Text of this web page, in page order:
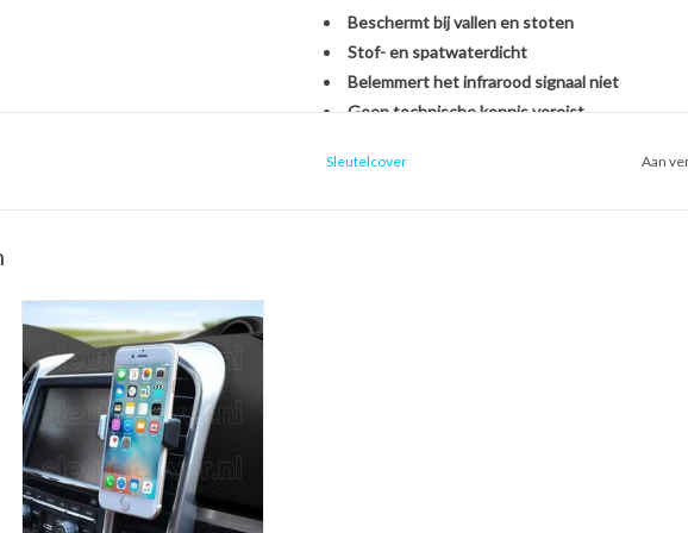
Beschermt bij vallen en stoten
Stof- en spatwaterdicht
Belemmert het infrarood signaal niet
Geen technische kennis vereist
Sleutelcover Aan
Telefoonhouder ventilatierooster
(Universele telefoon houder voor
in de auto)
TOEVOEGEN AAN WINKELWAGEN